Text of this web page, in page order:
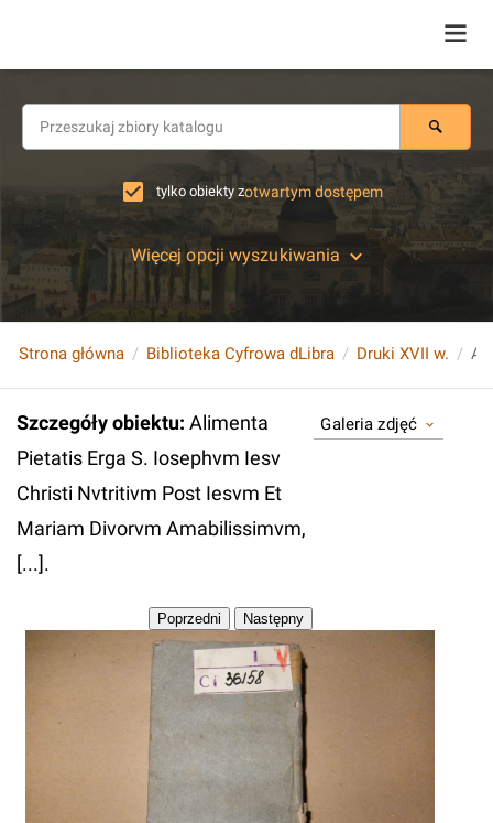
tylko obiekty zotwartym dostępem
Więcej opcji wyszukiwania
Strona główna Biblioteka Cyfrowa dLibra Druki XVII w.
Szczegóły obiektu: Alimenta
Pietatis Erga S. Iosephvm Iesv
Christi Nvtritivm Post Iesvm Et
Mariam Divorvm Amabilissimvm,
[...].
Galeria zdjęć